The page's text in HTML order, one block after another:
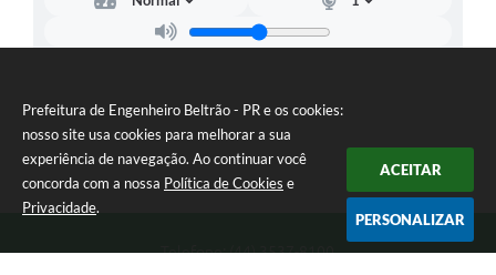
Prefeitura de Engenheiro Beltrão - PR e os cookies:
nosso site usa cookies para melhorar a sua
experiência de navegação. Ao continuar você
concorda com a nossa Política de Cookies e
Privacidade.
ACEITAR
PERSONALIZAR
Telefone: (44) 3537-8100